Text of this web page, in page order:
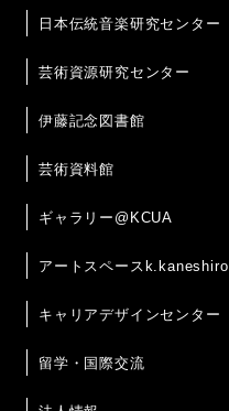
日本伝統音楽研究センター
芸術資源研究センター
伊藤記念図書館
芸術資料館
ギャラリー@KCUA
アートスペースk.kaneshiro
キャリアデザインセンター
留学・国際交流